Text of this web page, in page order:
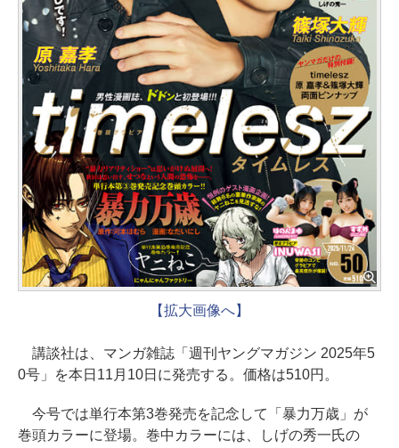
【拡大画像へ】
講談社は、マンガ雑誌「週刊ヤングマガジン 2025年5
0号」を本日11月10日に発売する。価格は510円。
今号では単行本第3巻発売を記念して「暴力万歳」が
巻頭カラーに登場。巻中カラーには、しげの秀一氏の